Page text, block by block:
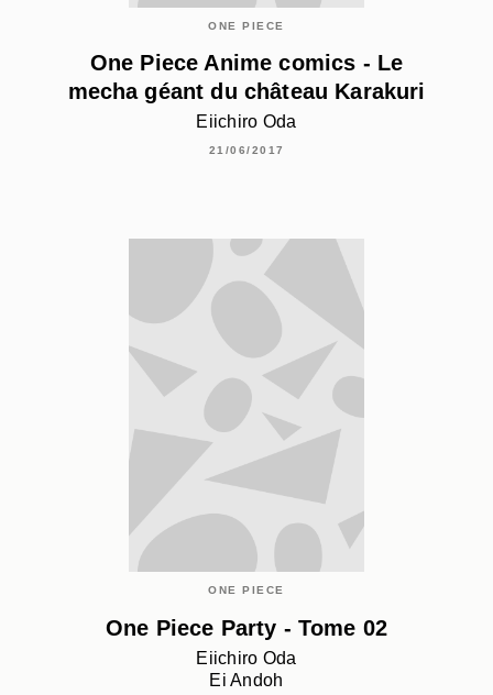
ONE PIECE
One Piece Anime comics - Le
mecha géant du château Karakuri
Eiichiro Oda
21/06/2017
ONE PIECE
One Piece Party - Tome 02
Eiichiro Oda
Ei Andoh